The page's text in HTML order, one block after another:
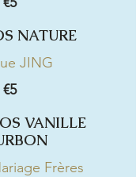
NATURE
JING
€5
VANILLE
Frères